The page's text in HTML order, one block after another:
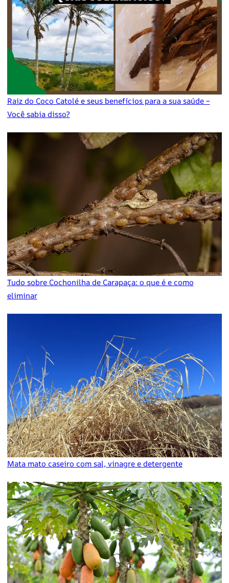
Raiz do Coco Catolé e seus benefícios para a sua saúde –
Você sabia disso?
Tudo sobre Cochonilha de Carapaça: o que é e como
eliminar
Mata mato caseiro com sal, vinagre e detergente